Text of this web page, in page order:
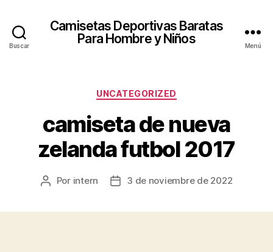
Buscar
Camisetas Deportivas Baratas
Para Hombre y Niños
Menú
Categorías
UNCATEGORIZED
camiseta de nueva
zelanda futbol 2017
Autor
Por intern
Fecha3 de noviembre de 2022